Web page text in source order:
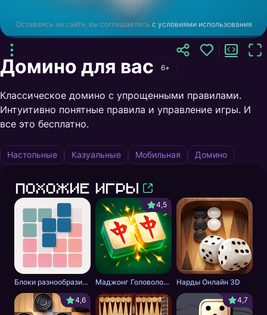
Оставаясь на сайте, вы соглашаетесь с условиями использования
Домино для вас 6+
Классическое домино с упрощенными правилами.
Интуитивно понятные правила и управление игры. И
все это бесплатно.
Настольные Казуальные Мобильная Домино
Похожие игры
Блоки разнообразие фигурок
4,5
Маджонг Головоломка: Совпадение Плиток
Нарды Онлайн 3D
4,6
4,7